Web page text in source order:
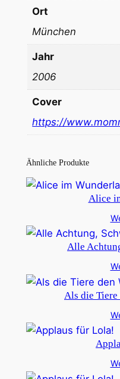
Ort
München
Jahr
2006
Cover
https://
Ähnliche Produkte
Alice
Alle
Als die